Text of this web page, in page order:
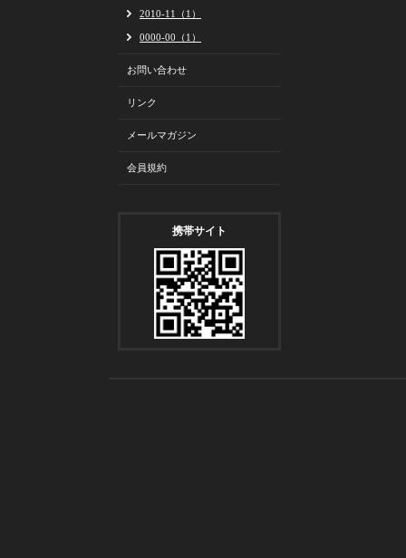
2010-11（1）
0000-00（1）
お問い合わせ
リンク
メールマガジン
会員規約
携帯サイト